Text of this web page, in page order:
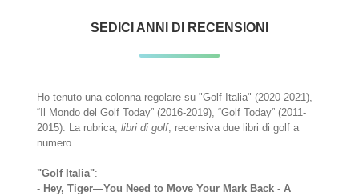
SEDICI ANNI DI RECENSIONI
Ho tenuto una colonna regolare su "Golf Italia" (2020-2021),
“Il Mondo del Golf Today” (2016-2019), “Golf Today” (2011-
2015). La rubrica,libri di golf, recensiva due libri di golf a
numero.
"Golf Italia":
- Hey, Tiger—You Need to Move Your Mark Back - A